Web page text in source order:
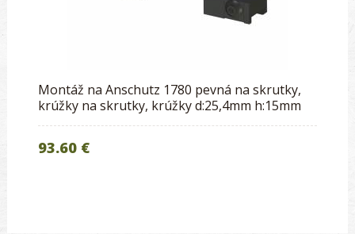
Montáž na Anschutz 1780 pevná na skrutky,
krúžky na skrutky, krúžky d:25,4mm h:15mm
93.60 €